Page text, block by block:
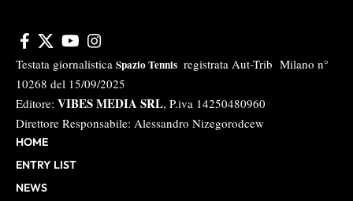
Testata giornalistica Spazio Tennis registrata Aut-Trib Milano n°
10268 del 15/09/2025
Editore: VIBES MEDIA SRL, P.iva 14250480960
Direttore Responsabile: Alessandro Nizegorodcew
HOME
ENTRY LIST
NEWS